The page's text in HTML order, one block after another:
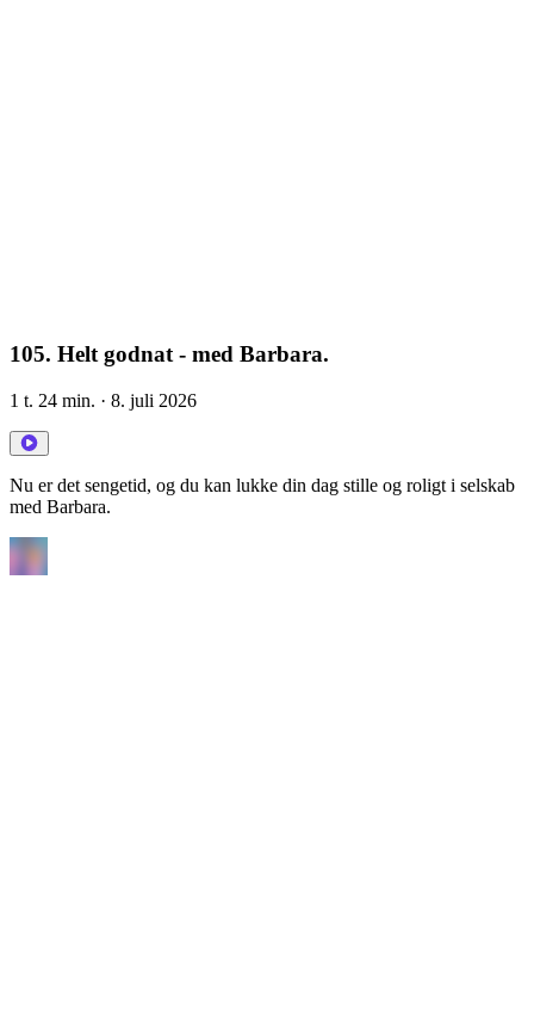
105. Helt godnat - med Barbara.
1 t. 24 min. · 8. juli 2026
Nu er det sengetid, og du kan lukke din dag stille og roligt i selskab
med Barbara.